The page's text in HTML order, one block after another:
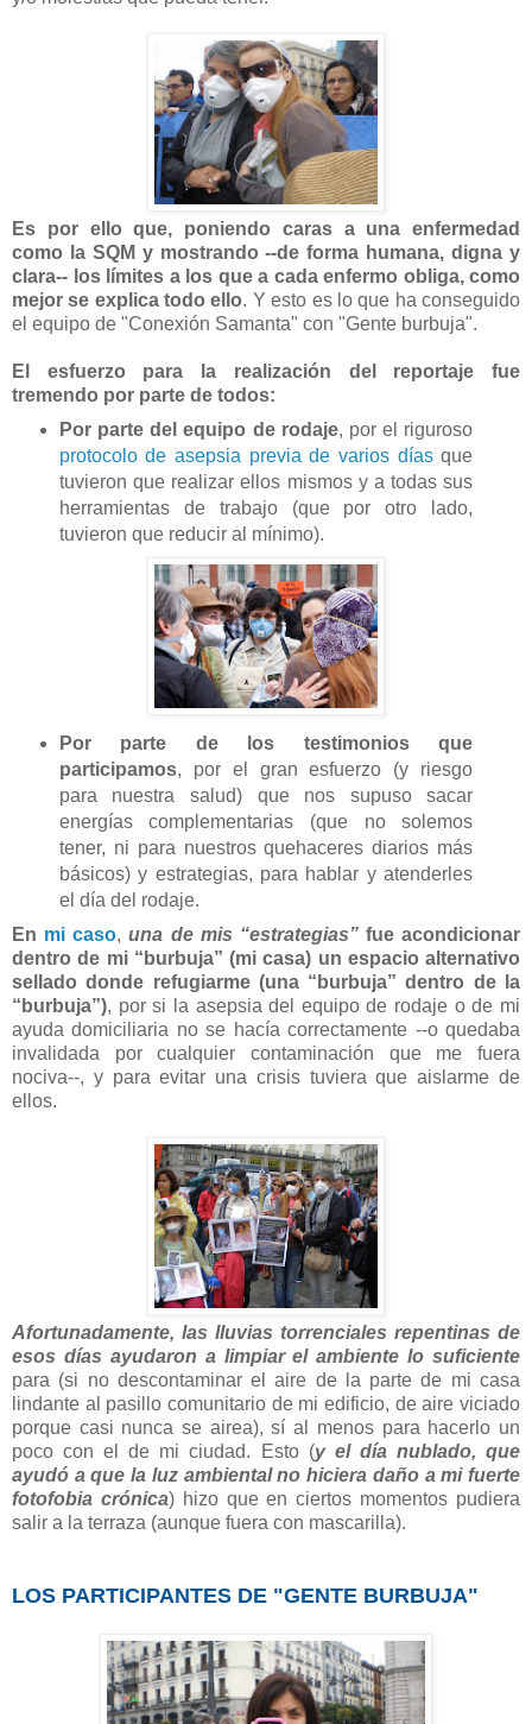
Es por ello que, poniendo caras a una enfermedad
como la SQM y mostrando --de forma humana, digna y
clara-- los límites a los que a cada enfermo obliga, como
mejor se explica todo ello. Y esto es lo que ha conseguido
el equipo de "Conexión Samanta" con "Gente burbuja".
El esfuerzo para la realización del reportaje fue
tremendo por parte de todos:
Por parte del equipo de rodaje, por el riguroso
protocolo de asepsia previa de varios díasque
tuvieron que realizar ellos mismos y a todas sus
herramientas de trabajo (que por otro lado,
tuvieron que reducir al mínimo).
Por parte de los testimonios que
participamos, por el gran esfuerzo (y riesgo
para nuestra salud) que nos supuso sacar
energías complementarias (que no solemos
tener, ni para nuestros quehaceres diarios más
básicos) y estrategias, para hablar y atenderles
el día del rodaje.
En mi caso,una de mis “estrategias”fue acondicionar
dentro de mi “burbuja” (mi casa) un espacio alternativo
sellado donde refugiarme (una “burbuja” dentro de la
“burbuja”), por si la asepsia del equipo de rodaje o de mi
ayuda domiciliaria no se hacía correctamente --o quedaba
invalidada por cualquier contaminación que me fuera
nociva--, y para evitar una crisis tuviera que aislarme de
ellos.
Afortunadamente, las lluvias torrenciales repentinas de
esos días ayudaron a limpiar el ambiente lo suficiente
para (si no descontaminar el aire de la parte de mi casa
lindante al pasillo comunitario de mi edificio, de aire viciado
porque casi nunca se airea), sí al menos para hacerlo un
poco con el de mi ciudad. Esto (y el día nublado, que
ayudó a que la luz ambiental no hiciera daño a mi fuerte
fotofobia crónica) hizo que en ciertos momentos pudiera
salir a la terraza (aunque fuera con mascarilla).
LOS PARTICIPANTES DE "GENTE BURBUJA"